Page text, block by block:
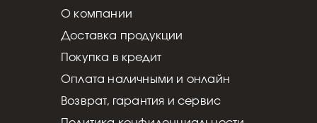
О компании
Доставка продукции
Покупка в кредит
Оплата наличными и онлайн
Возврат, гарантия и сервис